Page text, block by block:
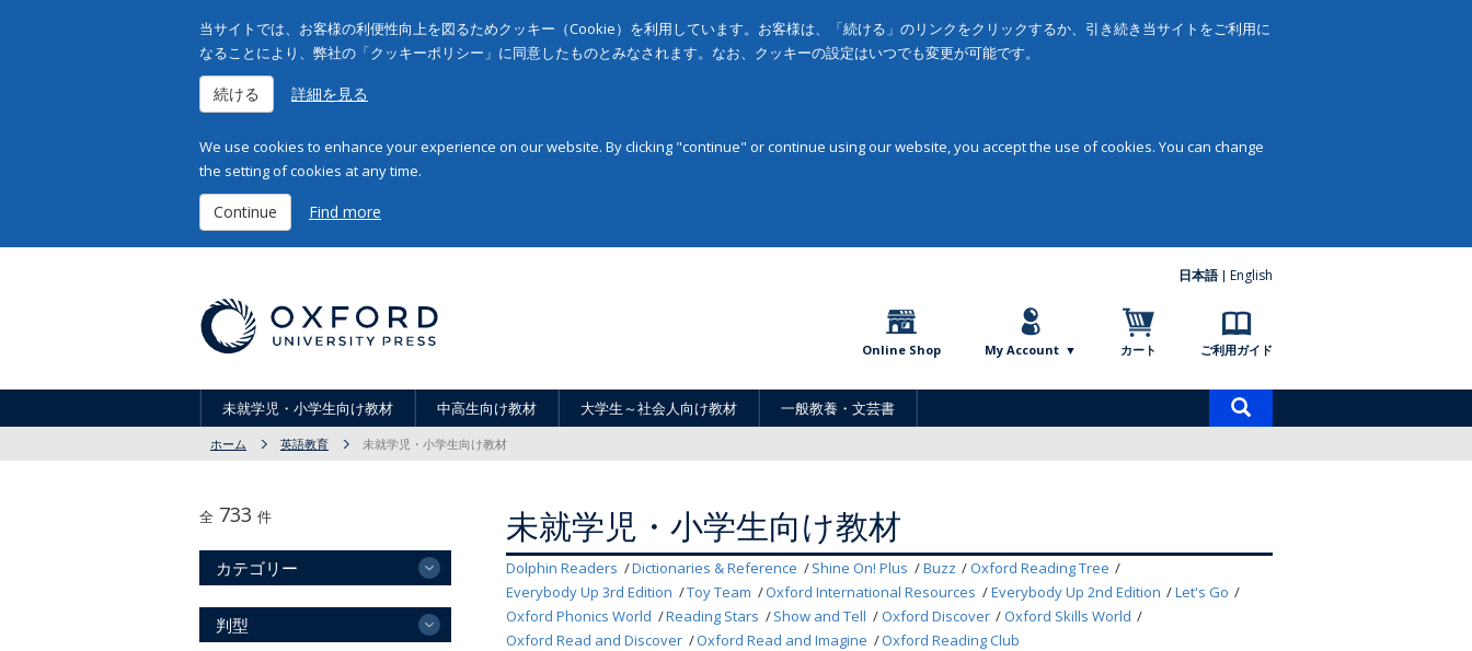
当サイトでは、お客様の利便性向上を図るためクッキー（Cookie）を利用しています。お客様は、「続ける」のリンクをクリックするか、引き続き当サイトをご利用に
なることにより、弊社の「クッキーポリシー」に同意したものとみなされます。なお、クッキーの設定はいつでも変更が可能です。
続ける 詳細を見る
We use cookies to enhance your experience on our website. By clicking "continue" or continue using our website, you accept the use of cookies. You can change
the setting of cookies at any time.
Continue Find more
日本語 English
Online Shop My Account カート ご利用ガイド
未就学児・小学生向け教材 中高生向け教材 大学生～社会人向け教材 一般教養・文芸書
ホーム 英語教育 未就学児・小学生向け教材
未就学児・小学生向け教材
Dolphin Readers Dictionaries & Reference Shine On! Plus Buzz
Oxford Reading Tree
Everybody Up 3rd Edition
Toy Team Oxford International Resources Everybody Up 2nd Edition
Let's Go
Oxford Phonics World
Reading Stars Show and Tell Oxford Discover
Oxford Skills World
Oxford Read and Discover
Oxford Read and Imagine Oxford Reading Club
全 733 件
カテゴリー
判型